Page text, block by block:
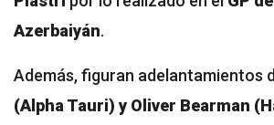
Azerbaiyán.
Además, figuran adelantamientos
(Alpha Tauri) y Oliver Bearman